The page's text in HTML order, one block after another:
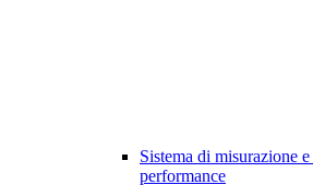
Sistema di misurazione
performance